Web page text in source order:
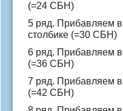
(=24 СБН)
5 ряд. Прибавляем
столбике (=30 СБН)
6 ряд. Прибавляем
(=36 СБН)
7 ряд. Прибавляем
(=42 СБН)